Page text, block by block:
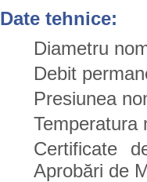
Date tehnice:
Diametru
Debit
Presiunea
Temperatura
Certificate
Aprobări de